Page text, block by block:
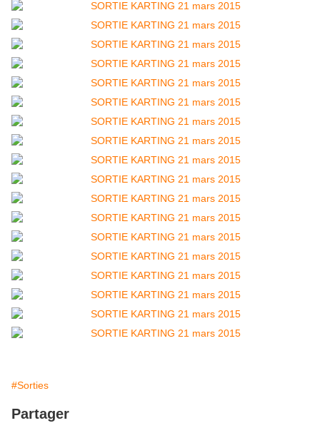
#Sorties
Partager